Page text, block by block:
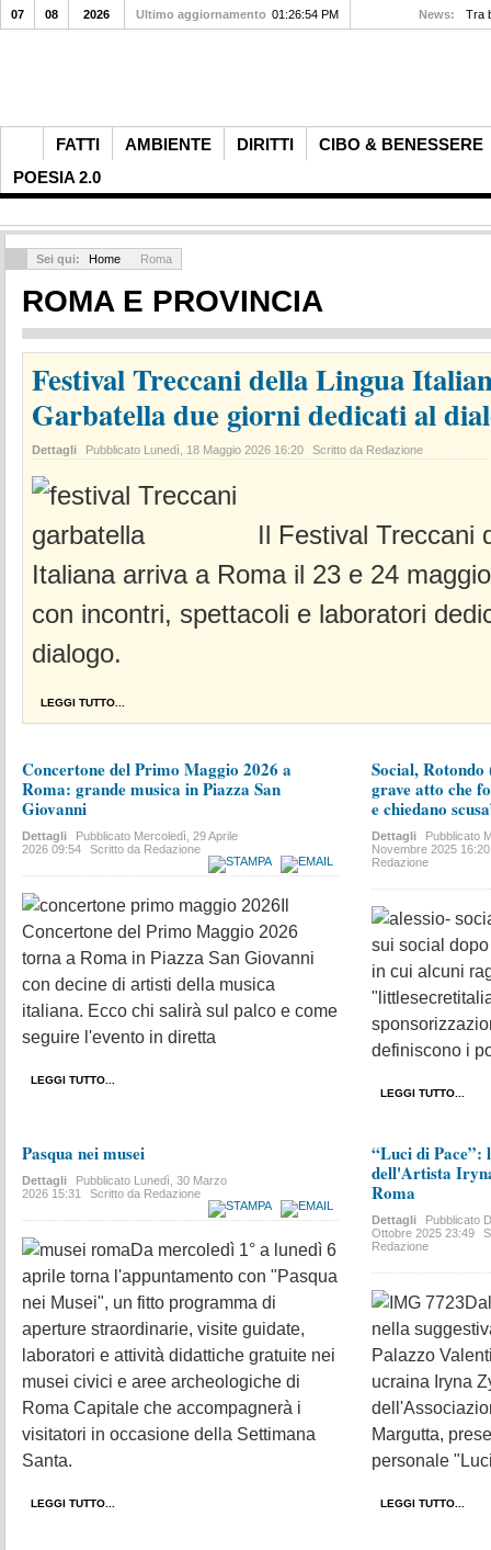
FATTI AMBIENTE DIRITTI
CIBO & BENESSERE
POESIA 2.0
07 08 2026 Ultimo aggiornamento 01:26:54 PM News: Tra
Sei qui: Home Roma
ROMA E PROVINCIA
Festival Treccani della Lingua
Garbatella due giorni dedicati al
Dettagli Pubblicato Lunedì, 18 Maggio 2026 16:20 Scritto da Redazione
Il Festival Treccani
Italiana arriva a Roma il 23 e 24
con incontri, spettacoli e laboratori
dialogo.
LEGGI TUTTO...
Concertone del Primo Maggio 2026 a
Roma: grande musica in Piazza San
Giovanni
Dettagli Pubblicato Mercoledì, 29 Aprile
2026 09:54
Scritto da Redazione
Concertone del Primo Maggio 2026
torna a Roma in Piazza San Giovanni
con decine di artisti della musica
italiana. Ecco chi salirà sul palco e come
seguire l'evento in diretta
LEGGI TUTTO...
Social,
grave atto che
e chiedano
Dettagli Pubblicato
Novembre 2025 16:20
Redazione
sui social
in cui alcuni
definiscono i
LEGGI TUTTO...
Pasqua nei musei
Dettagli Pubblicato Lunedì, 30 Marzo
2026 15:31
Scritto da Redazione
Da mercoledì 1° a lunedì 6
aprile torna l'appuntamento con "Pasqua
nei Musei", un fitto programma di
aperture straordinarie, visite guidate,
laboratori e attività didattiche gratuite nei
musei civici e aree archeologiche di
Roma Capitale che accompagnerà i
visitatori in occasione della Settimana
Santa.
LEGGI TUTTO...
“Luci di Pace”:
dell'Artista
Roma
Dettagli Pubblicato
Ottobre 2025 23:49
Redazione
nella
Palazzo
ucraina Iryna
Margutta,
personale
LEGGI TUTTO...